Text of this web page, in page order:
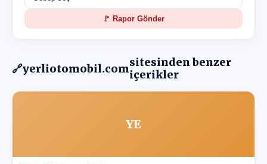
🚩 Rapor Gönder
🔗yerliotomobil.comsitesinden benzer
içerikler
YE